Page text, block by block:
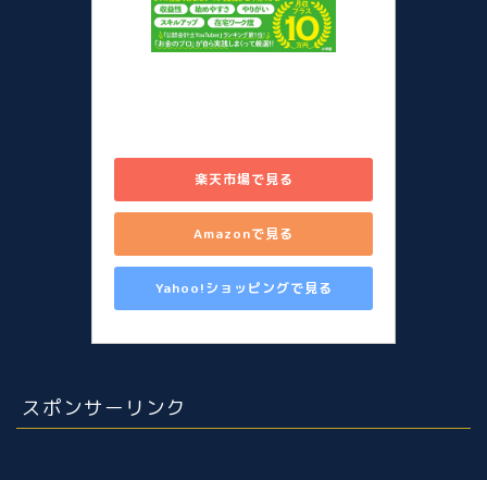
楽天市場で見る
Amazonで見る
Yahoo!ショッピングで見る
スポンサーリンク